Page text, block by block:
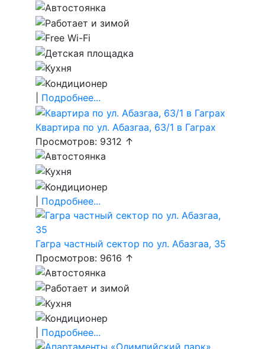
Подробнее...
Квартира по ул. Абазгаа, 63/1 в Гаграх
Просмотров: 9312 ↑
Подробнее...
Гагра частный сектор по ул. Абазгаа, 35
Просмотров: 9616 ↑
Подробнее...